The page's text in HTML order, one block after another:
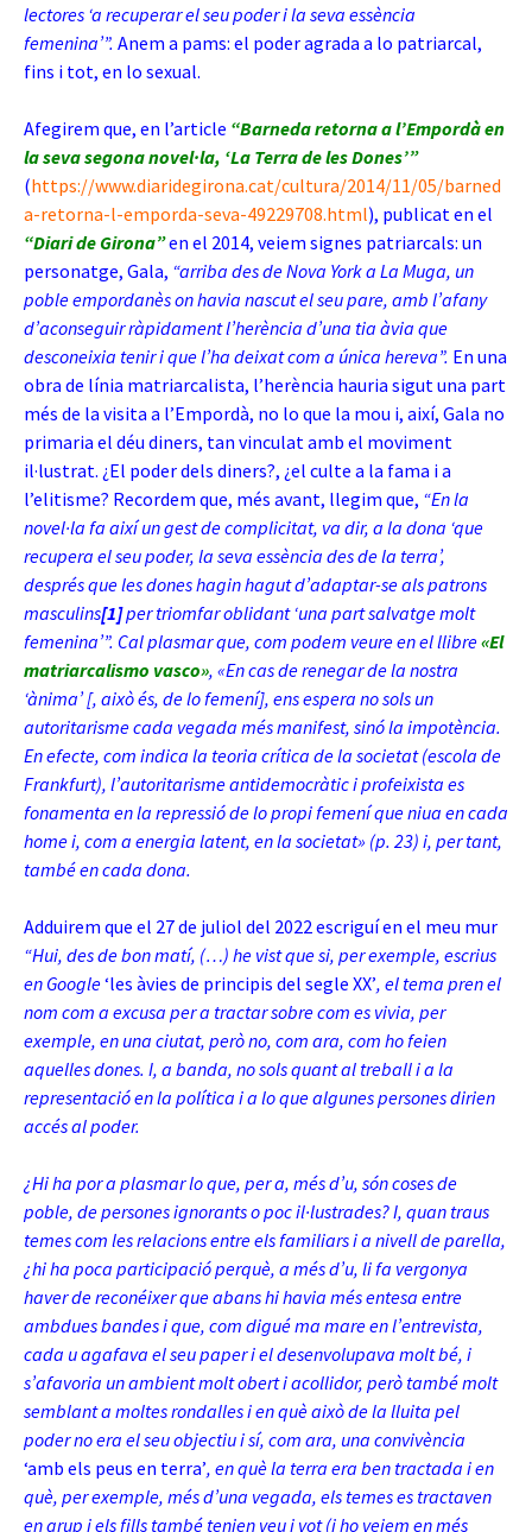
lectores ‘a recuperar el seu poder i la seva essència
femenina’”. Anem a pams: el poder agrada a lo patriarcal,
fins i tot, en lo sexual.
Afegirem que, en l’article “Barneda retorna a l’Empordà en
la seva segona novel·la, ‘La Terra de les Dones’”
(https://www.diaridegirona.cat/cultura/2014/11/05/barned
a-retorna-l-emporda-seva-49229708.html), publicat en el
“Diari de Girona”en el 2014, veiem signes patriarcals: un
personatge, Gala, “arriba des de Nova York a La Muga, un
poble empordanès on havia nascut el seu pare, amb l’afany
d’aconseguir ràpidament l’herència d’una tia àvia que
desconeixia tenir i que l’ha deixat com a única hereva”. En una
obra de línia matriarcalista, l’herència hauria sigut una part
més de la visita a l’Empordà, no lo que la mou i, així, Gala no
primaria el déu diners, tan vinculat amb el moviment
il·lustrat. ¿El poder dels diners?, ¿el culte a la fama i a
l’elitisme? Recordem que, més avant, llegim que, “En la
novel·la fa així un gest de complicitat, va dir, a la dona ‘que
recupera el seu poder, la seva essència des de la terra’,
després que les dones hagin hagut d’adaptar-se als patrons
masculins[1]per triomfar oblidant ‘una part salvatge molt
femenina’”. Cal plasmar que, com podem veure en el llibre«El
matriarcalismo vasco», «En cas de renegar de la nostra
‘ànima’ [, això és, de lo femení], ens espera no sols un
autoritarisme cada vegada més manifest, sinó la impotència.
En efecte, com indica la teoria crítica de la societat (escola de
Frankfurt), l’autoritarisme antidemocràtic i profeixista es
fonamenta en la repressió de lo propi femení que niua en cada
home i, com a energia latent, en la societat» (p. 23) i, per tant,
també en cada dona.
Adduirem que el 27 de juliol del 2022 escriguí en el meu mur
“Hui, des de bon matí, (…) he vist que si, per exemple, escrius
en Google‘les àvies de principis del segle XX’, el tema pren el
nom com a excusa per a tractar sobre com es vivia, per
exemple, en una ciutat, però no, com ara, com ho feien
aquelles dones. I, a banda, no sols quant al treball i a la
representació en la política i a lo que algunes persones dirien
accés al poder.
¿Hi ha por a plasmar lo que, per a, més d’u, són coses de
poble, de persones ignorants o poc il·lustrades? I, quan traus
temes com les relacions entre els familiars i a nivell de parella,
¿hi ha poca participació perquè, a més d’u, li fa vergonya
haver de reconéixer que abans hi havia més entesa entre
ambdues bandes i que, com digué ma mare en l’entrevista,
cada u agafava el seu paper i el desenvolupava molt bé, i
s’afavoria un ambient molt obert i acollidor, però també molt
semblant a moltes rondalles i en què això de la lluita pel
poder no era el seu objectiu i sí, com ara, una convivència
‘amb els peus en terra’, en què la terra era ben tractada i en
què, per exemple, més d’una vegada, els temes es tractaven
en grup i els fills també tenien veu i vot (i ho veiem en més